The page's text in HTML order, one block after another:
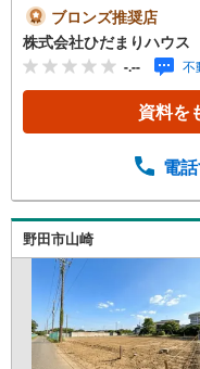
ウンがあり、お
きなハウスメー
く、隣近所に気
イホーム探しは
最新情報更新
日更新！◆宅建
◆当日のご見学
あなた』の、ひ
せんか（＾＾）？
ブロンズ推奨店
株式会社ひだまりハウス
-.-- 不
資料を
電
野田市山崎